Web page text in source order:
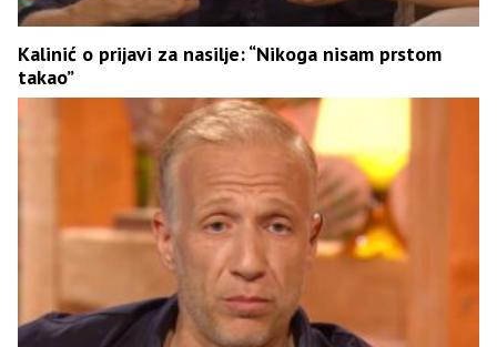
Kalinić o prijavi za nasilje: “Nikoga nisam prstom
takao”